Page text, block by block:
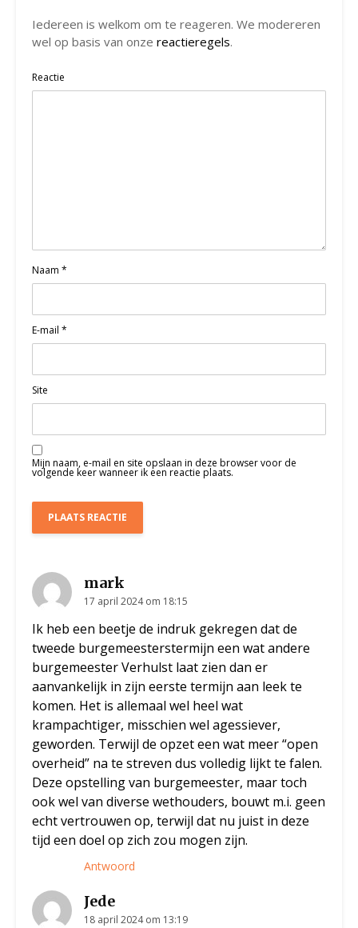
Iedereen is welkom om te reageren. We modereren
wel op basis van onze reactieregels.
Reactie
Naam *
E-mail *
Site
Mijn naam, e-mail en site opslaan in deze browser voor de
volgende keer wanneer ik een reactie plaats.
mark
17 april 2024 om 18:15
Ik heb een beetje de indruk gekregen dat de
tweede burgemeesterstermijn een wat andere
burgemeester Verhulst laat zien dan er
aanvankelijk in zijn eerste termijn aan leek te
komen. Het is allemaal wel heel wat
krampachtiger, misschien wel agessiever,
geworden. Terwijl de opzet een wat meer “open
overheid” na te streven dus volledig lijkt te falen.
Deze opstelling van burgemeester, maar toch
ook wel van diverse wethouders, bouwt m.i. geen
echt vertrouwen op, terwijl dat nu juist in deze
tijd een doel op zich zou mogen zijn.
Antwoord
Jede
18 april 2024 om 13:19